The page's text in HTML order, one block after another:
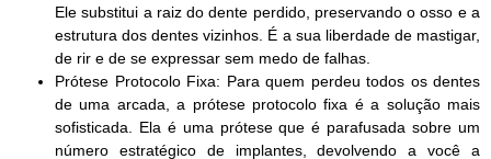
Ele substitui a raiz do dente perdido, preservando o osso e a
estrutura dos dentes vizinhos. É a sua liberdade de mastigar,
de rir e de se expressar sem medo de falhas.
Prótese Protocolo Fixa: Para quem perdeu todos os dentes
de uma arcada, a prótese protocolo fixa é a solução mais
sofisticada. Ela é uma prótese que é parafusada sobre um
número estratégico de implantes, devolvendo a você a